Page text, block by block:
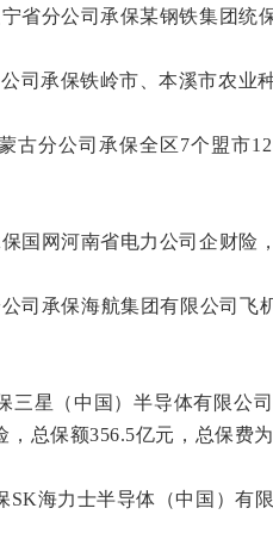
省分公司承保某钢铁集团统
司承保铁岭市、本溪市农业
分公司承保全区7个盟市
国网河南省电力公司企财险
司承保海航集团有限公司飞
星（中国）半导体有限公
总保额356.5亿元，总保费
海力士半导体（中国）有